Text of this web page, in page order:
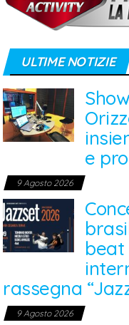
ULTIME NOTIZIE
e
9 Agosto 2026
beat
rassegna
9 Agosto 2026